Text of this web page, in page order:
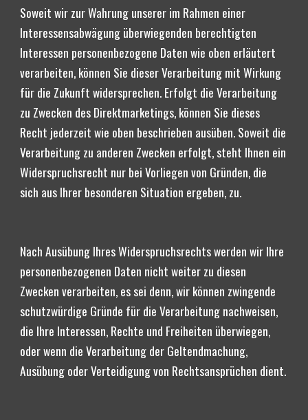
Soweit wir zur Wahrung unserer im Rahmen einer
Interessensabwägung überwiegenden berechtigten
Interessen personenbezogene Daten wie oben erläutert
verarbeiten, können Sie dieser Verarbeitung mit Wirkung
für die Zukunft widersprechen. Erfolgt die Verarbeitung
zu Zwecken des Direktmarketings, können Sie dieses
Recht jederzeit wie oben beschrieben ausüben. Soweit die
Verarbeitung zu anderen Zwecken erfolgt, steht Ihnen ein
Widerspruchsrecht nur bei Vorliegen von Gründen, die
sich aus Ihrer besonderen Situation ergeben, zu.
Nach Ausübung Ihres Widerspruchsrechts werden wir Ihre
personenbezogenen Daten nicht weiter zu diesen
Zwecken verarbeiten, es sei denn, wir können zwingende
schutzwürdige Gründe für die Verarbeitung nachweisen,
die Ihre Interessen, Rechte und Freiheiten überwiegen,
oder wenn die Verarbeitung der Geltendmachung,
Ausübung oder Verteidigung von Rechtsansprüchen dient.